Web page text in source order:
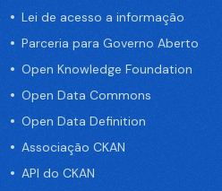
Lei de acesso a informação
Parceria para Governo Aberto
Open Knowledge Foundation
Open Data Commons
Open Data Definition
Associação CKAN
API do CKAN